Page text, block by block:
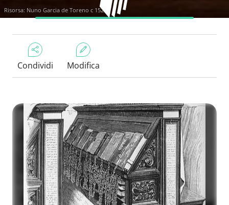
Risorsa: Nuno Garcia de Toreno c 1525
Condividi Modifica